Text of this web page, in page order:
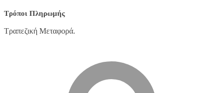
Τρόποι Πληρωμής
Τραπεζική Μεταφορά.